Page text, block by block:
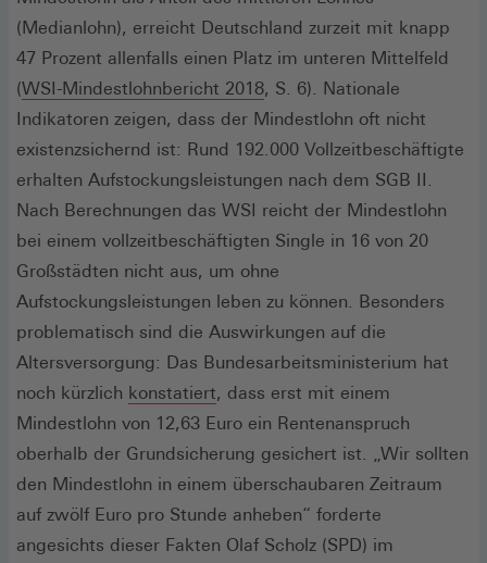
(Medianlohn), erreicht Deutschland zurzeit mit knapp
47 Prozent allenfalls einen Platz im unteren Mittelfeld
(WSI-Mindestlohnbericht 2018(Öffnet
in
einem
neuen
Fenster)
, S. 6). Nationale
Indikatoren zeigen, dass der Mindestlohn oft nicht
existenzsichernd ist: Rund 192.000 Vollzeitbeschäftigte
erhalten Aufstockungsleistungen nach dem SGB II.
Nach Berechnungen das WSI reicht der Mindestlohn
bei einem vollzeitbeschäftigten Single in 16 von 20
Großstädten nicht aus, um ohne
Aufstockungsleistungen leben zu können. Besonders
problematisch sind die Auswirkungen auf die
Altersversorgung: Das Bundesarbeitsministerium hat
noch kürzlich konstatiert (Öffnet
in
einem
neuen
Fenster)
, dass erst mit einem
Mindestlohn von 12,63 Euro ein Rentenanspruch
oberhalb der Grundsicherung gesichert ist. „Wir sollten
den Mindestlohn in einem überschaubaren Zeitraum
auf zwölf Euro pro Stunde anheben“ forderte
angesichts dieser Fakten Olaf Scholz (SPD) im